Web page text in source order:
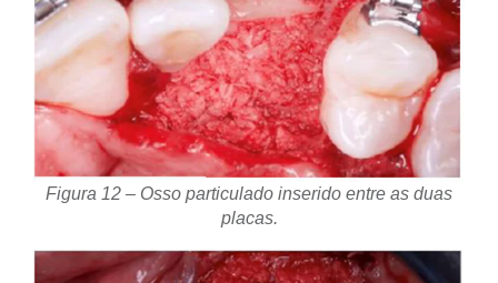
Figura 12 – Osso particulado inserido entre as duas
placas.